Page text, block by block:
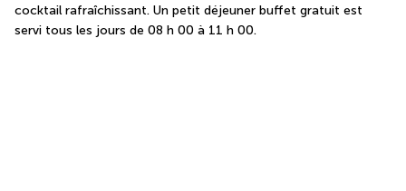
cocktail rafraîchissant. Un petit déjeuner buffet gratuit est
servi tous les jours de 08 h 00 à 11 h 00.